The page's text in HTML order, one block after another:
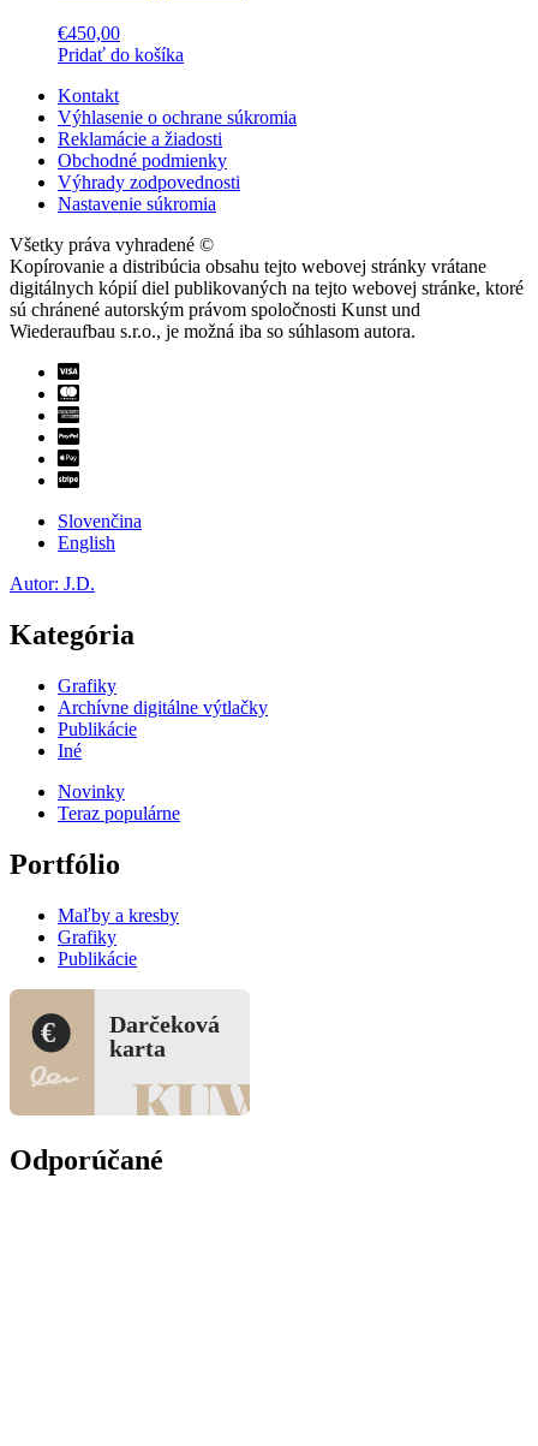
€450,00
Pridať do košíka
Kontakt
Výhlasenie o ochrane súkromia
Reklamácie a žiadosti
Obchodné podmienky
Výhrady zodpovednosti
Nastavenie súkromia
Všetky práva vyhradené ©
Kopírovanie a distribúcia obsahu tejto webovej stránky vrátane
digitálnych kópií diel publikovaných na tejto webovej stránke, ktoré
sú chránené autorským právom spoločnosti Kunst und
Wiederaufbau s.r.o., je možná iba so súhlasom autora.
Slovenčina
English
Autor: J.D.
Kategória
Grafiky
Archívne digitálne výtlačky
Publikácie
Iné
Novinky
Teraz populárne
Portfólio
Maľby a kresby
Grafiky
Publikácie
Darčeková
karta
€
Odporúčané